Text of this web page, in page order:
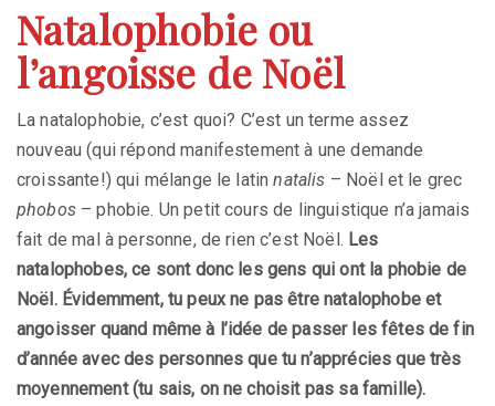
Natalophobie ou
l’angoisse de Noël
La natalophobie, c’est quoi? C’est un terme assez
nouveau (qui répond manifestement à une demande
croissante!) qui mélange le latinnatalis – Noël et le grec
phobos– phobie. Un petit cours de linguistique n’a jamais
fait de mal à personne, de rien c’est Noël. Les
natalophobes, ce sont donc les gens qui ont la phobie de
Noël. Évidemment, tu peux ne pas être natalophobe et
angoisser quand même à l’idée de passer les fêtes de fin
d’année avec des personnes que tu n’apprécies que très
moyennement (tu sais, on ne choisit pas sa famille).